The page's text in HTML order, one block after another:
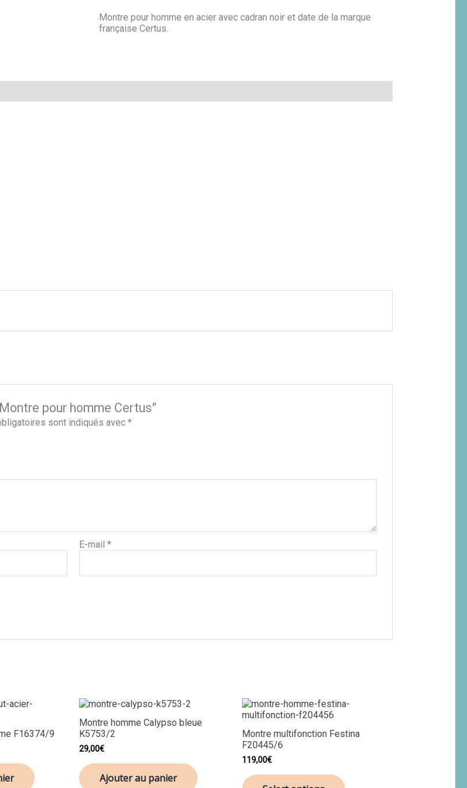
Montre pour homme en acier avec cadran noir et date de la marque
française Certus.
pour homme Certus”
sont indiqués avec*
E-mail*
F16374/9
Montre homme Calypso bleue
K5753/2
29,00€
Ajouter au panier
Montre multifonction Festina
F20445/6
119,00€